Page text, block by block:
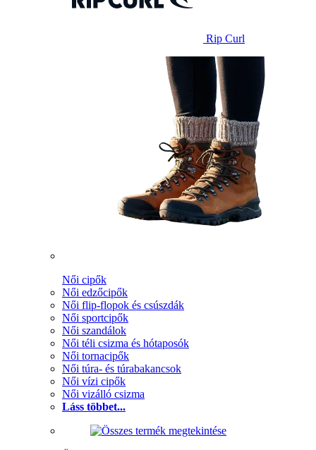
Rip Curl
Női cipők
Női edzőcipők
Női flip-flopok és csúszdák
Női sportcipők
Női szandálok
Női téli csizma és hótaposók
Női tornacipők
Női túra- és túrabakancsok
Női vízi cipők
Női vizálló csizma
Láss többet...